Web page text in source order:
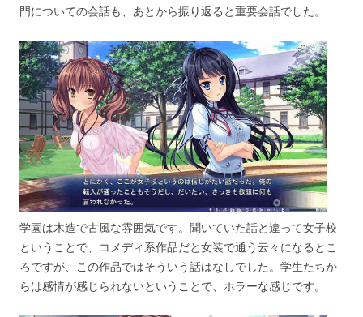
門についての会話も、あとから振り返ると重要会話でした。
学園は木造で古風な雰囲気です。聞いていた話と違って女子校
ということで、コメディ系作品だと女装で通う云々になるとこ
ろですが、この作品ではそういう話はなしでした。学生たちか
らは感情が感じられないということで、ホラーな感じです。